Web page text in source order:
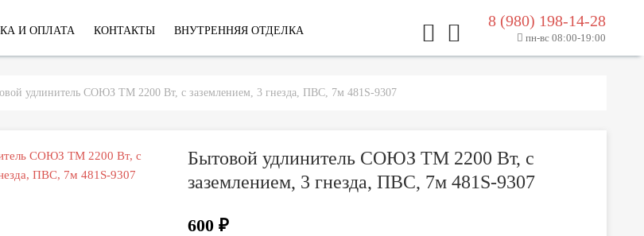
И ОПЛАТА КОНТАКТЫ ВНУТРЕННЯЯ ОТДЕЛКА
8 (980) 198-14-28
пн-вс 08:00-19:00
удлинитель СОЮЗ ТМ 2200 Вт, с заземлением, 3 гнезда, ПВС, 7м 481S-9307
Бытовой удлинитель СОЮЗ ТМ 2200 Вт, с
заземлением, 3 гнезда, ПВС, 7м 481S-9307
600 ₽